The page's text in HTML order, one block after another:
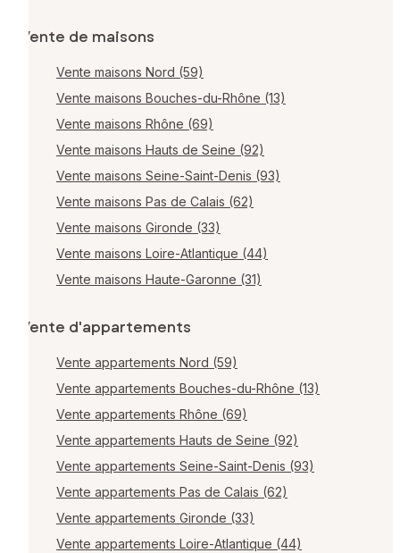
Vente de maisons
Vente maisons Nord (59)
Vente maisons Bouches-du-Rhône (13)
Vente maisons Rhône (69)
Vente maisons Hauts de Seine (92)
Vente maisons Seine-Saint-Denis (93)
Vente maisons Pas de Calais (62)
Vente maisons Gironde (33)
Vente maisons Loire-Atlantique (44)
Vente maisons Haute-Garonne (31)
Vente d'appartements
Vente appartements Nord (59)
Vente appartements Bouches-du-Rhône (13)
Vente appartements Rhône (69)
Vente appartements Hauts de Seine (92)
Vente appartements Seine-Saint-Denis (93)
Vente appartements Pas de Calais (62)
Vente appartements Gironde (33)
Vente appartements Loire-Atlantique (44)